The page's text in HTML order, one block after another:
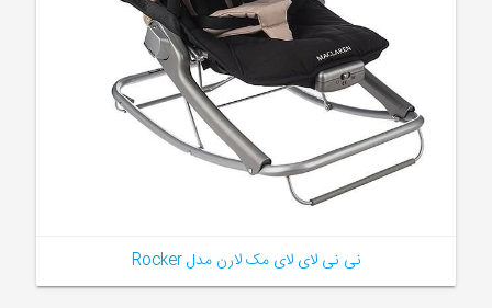
نی نی لای لای مک لارن مدل Rocker